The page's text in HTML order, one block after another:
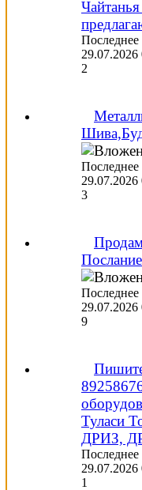
29.07.2026
2
29.07.2026
3
29.07.2026
9
Туласи
ДРИЗ,
29.07.2026
1